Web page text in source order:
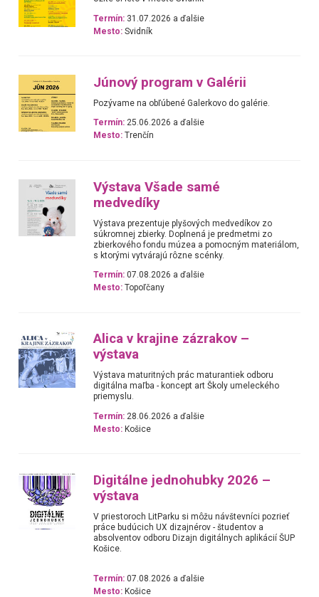
Termín: 31.07.2026 a ďalšie
Mesto: Svidník
Júnový program v Galérii
Pozývame na obľúbené Galerkovo do galérie.
Termín: 25.06.2026 a ďalšie
Mesto: Trenčín
Výstava Všade samé
medvedíky
Výstava prezentuje plyšových medvedíkov zo
súkromnej zbierky. Doplnená je predmetmi zo
zbierkového fondu múzea a pomocným materiálom,
s ktorými vytvárajú rôzne scénky.
Termín: 07.08.2026 a ďalšie
Mesto: Topoľčany
Alica v krajine zázrakov –
výstava
Výstava maturitných prác maturantiek odboru
digitálna maľba - koncept art Školy umeleckého
priemyslu.
Termín: 28.06.2026 a ďalšie
Mesto: Košice
Digitálne jednohubky 2026 –
výstava
V priestoroch LitParku si môžu návštevníci pozrieť
práce budúcich UX dizajnérov - študentov a
absolventov odboru Dizajn digitálnych aplikácií ŠUP
Košice.
Termín: 07.08.2026 a ďalšie
Mesto: Košice